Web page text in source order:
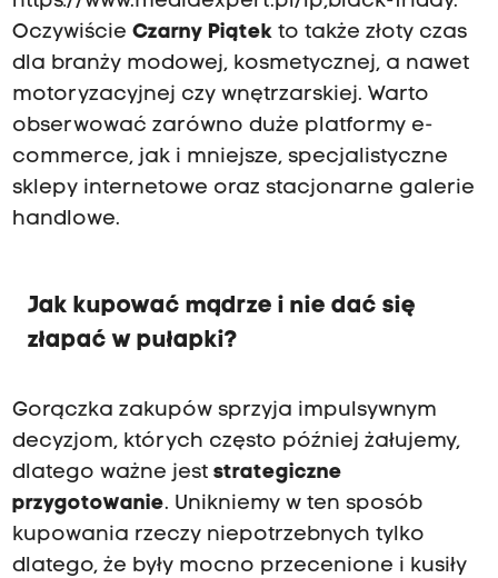
Oczywiście Czarny Piątekto także złoty czas
dla branży modowej, kosmetycznej, a nawet
motoryzacyjnej czy wnętrzarskiej. Warto
obserwować zarówno duże platformy e-
commerce, jak i mniejsze, specjalistyczne
sklepy internetowe oraz stacjonarne galerie
handlowe.
Jak kupować mądrze i nie dać się
złapać w pułapki?
Gorączka zakupów sprzyja impulsywnym
decyzjom, których często później żałujemy,
dlatego ważne jest strategiczne
przygotowanie. Unikniemy w ten sposób
kupowania rzeczy niepotrzebnych tylko
dlatego, że były mocno przecenione i kusiły